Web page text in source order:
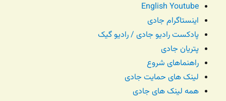
English Youtube
اینستاگرام جادی
پادکست رادیو جادی / رادیو گیک
پتریان جادی
راهنماهای شروع
لینک های حمایت جادی
همه لینک های جادی